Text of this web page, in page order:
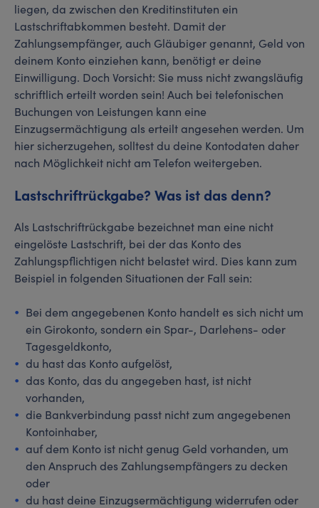
liegen, da zwischen den Kreditinstituten ein
Lastschriftabkommen besteht. Damit der
Zahlungsempfänger, auch Gläubiger genannt, Geld von
deinem Konto einziehen kann, benötigt er deine
Einwilligung. Doch Vorsicht: Sie muss nicht zwangsläufig
schriftlich erteilt worden sein! Auch bei telefonischen
Buchungen von Leistungen kann eine
Einzugsermächtigung als erteilt angesehen werden. Um
hier sicherzugehen, solltest du deine Kontodaten daher
nach Möglichkeit nicht am Telefon weitergeben.
Lastschriftrückgabe? Was ist das denn?
Als Lastschriftrückgabe bezeichnet man eine nicht
eingelöste Lastschrift, bei der das Konto des
Zahlungspflichtigen nicht belastet wird. Dies kann zum
Beispiel in folgenden Situationen der Fall sein:
Bei dem angegebenen Konto handelt es sich nicht um
ein Girokonto, sondern ein Spar-, Darlehens- oder
Tagesgeldkonto,
du hast das Konto aufgelöst,
das Konto, das du angegeben hast, ist nicht
vorhanden,
die Bankverbindung passt nicht zum angegebenen
Kontoinhaber,
auf dem Konto ist nicht genug Geld vorhanden, um
den Anspruch des Zahlungsempfängers zu decken
oder
du hast deine Einzugsermächtigung widerrufen oder